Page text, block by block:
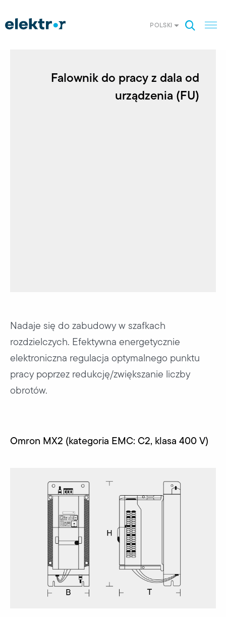
POLSKI
Falownik do pracy z dala od
urządzenia (FU)
Nadaje się do zabudowy w szafkach
rozdzielczych. Efektywna energetycznie
elektroniczna regulacja optymalnego punktu
pracy poprzez redukcję/zwiększanie liczby
obrotów.
Omron MX2 (kategoria EMC: C2, klasa 400 V)